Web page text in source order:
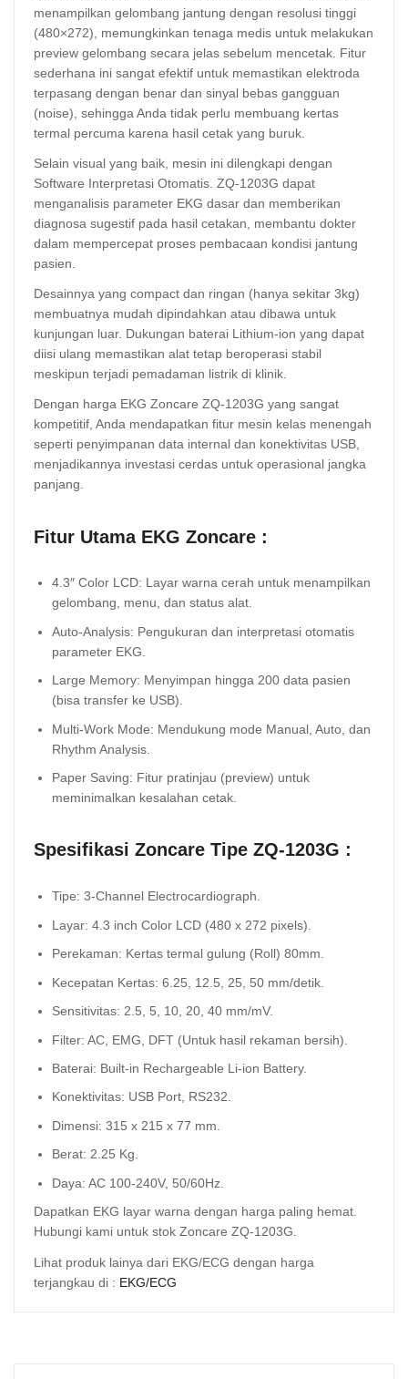
menampilkan gelombang jantung dengan resolusi tinggi
(480×272), memungkinkan tenaga medis untuk melakukan
preview gelombang secara jelas sebelum mencetak. Fitur
sederhana ini sangat efektif untuk memastikan elektroda
terpasang dengan benar dan sinyal bebas gangguan
(noise), sehingga Anda tidak perlu membuang kertas
termal percuma karena hasil cetak yang buruk.
Selain visual yang baik, mesin ini dilengkapi dengan
Software Interpretasi Otomatis. ZQ-1203G dapat
menganalisis parameter EKG dasar dan memberikan
diagnosa sugestif pada hasil cetakan, membantu dokter
dalam mempercepat proses pembacaan kondisi jantung
pasien.
Desainnya yang compact dan ringan (hanya sekitar 3kg)
membuatnya mudah dipindahkan atau dibawa untuk
kunjungan luar. Dukungan baterai Lithium-ion yang dapat
diisi ulang memastikan alat tetap beroperasi stabil
meskipun terjadi pemadaman listrik di klinik.
Dengan harga EKG Zoncare ZQ-1203G yang sangat
kompetitif, Anda mendapatkan fitur mesin kelas menengah
seperti penyimpanan data internal dan konektivitas USB,
menjadikannya investasi cerdas untuk operasional jangka
panjang.
Fitur Utama EKG Zoncare :
4.3″ Color LCD: Layar warna cerah untuk menampilkan
gelombang, menu, dan status alat.
Auto-Analysis: Pengukuran dan interpretasi otomatis
parameter EKG.
Large Memory: Menyimpan hingga 200 data pasien
(bisa transfer ke USB).
Multi-Work Mode: Mendukung mode Manual, Auto, dan
Rhythm Analysis.
Paper Saving: Fitur pratinjau (preview) untuk
meminimalkan kesalahan cetak.
Spesifikasi Zoncare Tipe ZQ-1203G :
Tipe: 3-Channel Electrocardiograph.
Layar: 4.3 inch Color LCD (480 x 272 pixels).
Perekaman: Kertas termal gulung (Roll) 80mm.
Kecepatan Kertas: 6.25, 12.5, 25, 50 mm/detik.
Sensitivitas: 2.5, 5, 10, 20, 40 mm/mV.
Filter: AC, EMG, DFT (Untuk hasil rekaman bersih).
Baterai: Built-in Rechargeable Li-ion Battery.
Konektivitas: USB Port, RS232.
Dimensi: 315 x 215 x 77 mm.
Berat: 2.25 Kg.
Daya: AC 100-240V, 50/60Hz.
Dapatkan EKG layar warna dengan harga paling hemat.
Hubungi kami untuk stok Zoncare ZQ-1203G.
Lihat produk lainya dari EKG/ECG dengan harga
terjangkau di : EKG/ECG